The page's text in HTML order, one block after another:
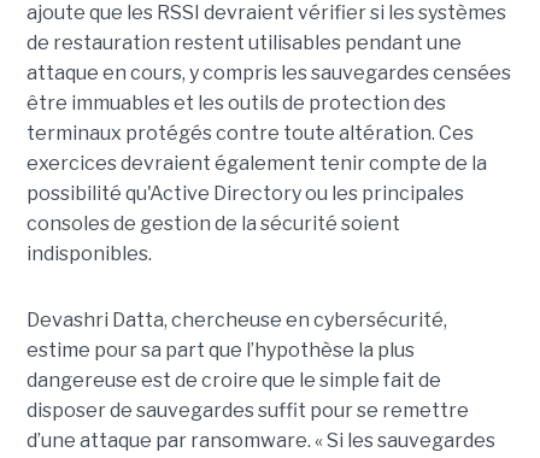
ajoute que les RSSI devraient vérifier si les systèmes
de restauration restent utilisables pendant une
attaque en cours, y compris les sauvegardes censées
être immuables et les outils de protection des
terminaux protégés contre toute altération. Ces
exercices devraient également tenir compte de la
possibilité qu'Active Directory ou les principales
consoles de gestion de la sécurité soient
indisponibles.
Devashri Datta, chercheuse en cybersécurité,
estime pour sa part que l’hypothèse la plus
dangereuse est de croire que le simple fait de
disposer de sauvegardes suffit pour se remettre
d’une attaque par ransomware. « Si les sauvegardes